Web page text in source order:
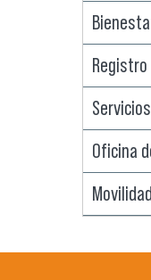
Oficina